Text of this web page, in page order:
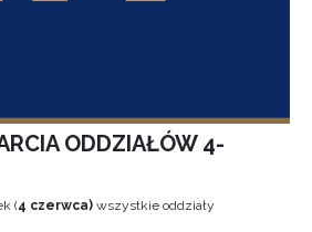
ODDZIAŁÓW 4-
(4 czerwca) wszystkie oddziały